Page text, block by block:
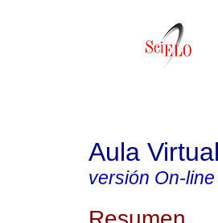
Aula Virtual
versión On-line